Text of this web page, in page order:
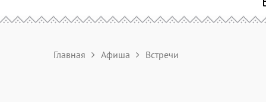
Главная Афиша Встречи